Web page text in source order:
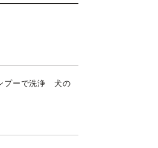
プーで洗浄 犬の